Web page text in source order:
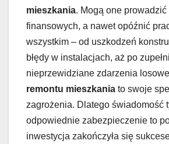
mieszkania. Mogą one
finansowych, a nawet opóźnić
wszystkim – od uszkodzeń
błędy w instalacjach, aż po
nieprzewidziane zdarzenia
remontu mieszkania to swoje
zagrożenia. Dlatego świadomość
odpowiednie zabezpieczenie to
inwestycja zakończyła się